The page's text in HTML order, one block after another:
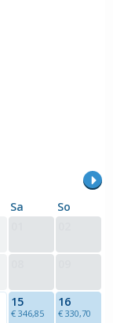
Sa
So
15
€ 346,85
16
€ 330,70